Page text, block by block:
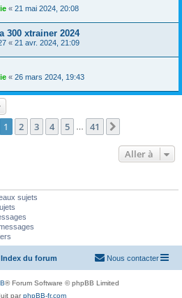
« 21 mai 2024, 20:08
300 xtrainer 2024
« 21 avr. 2024, 21:09
« 26 mars 2024, 19:43
1sur41
1 2 3 4 5 41
Aller à
sujets
Index du forum Nous contacter
® Forum Software © phpBB Limited
parphpBB-fr.com